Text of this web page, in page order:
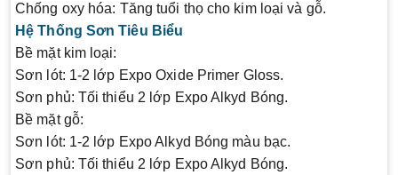
Chống oxy hóa: Tăng tuổi thọ cho kim loại và gỗ.
Hệ Thống Sơn Tiêu Biểu
Bề mặt kim loại:
Sơn lót: 1-2 lớp Expo Oxide Primer Gloss.
Sơn phủ: Tối thiểu 2 lớp Expo Alkyd Bóng.
Bề mặt gỗ:
Sơn lót: 1-2 lớp Expo Alkyd Bóng màu bạc.
Sơn phủ: Tối thiểu 2 lớp Expo Alkyd Bóng.